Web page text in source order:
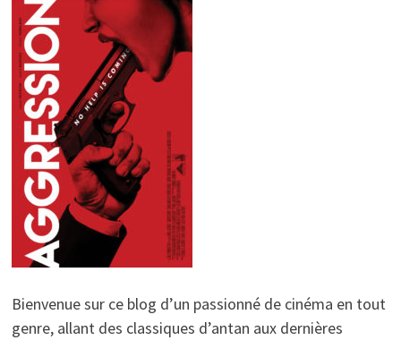
Bienvenue sur ce blog d’un passionné de cinéma en tout
genre, allant des classiques d’antan aux dernières